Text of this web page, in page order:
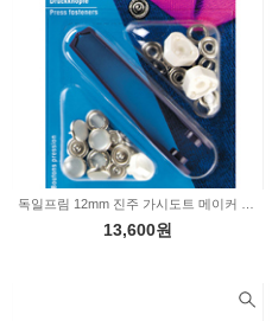
13,600원